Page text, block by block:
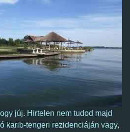
júj. Hirtelen nem tudod majd
karib-tengeri rezidenciáján vagy,